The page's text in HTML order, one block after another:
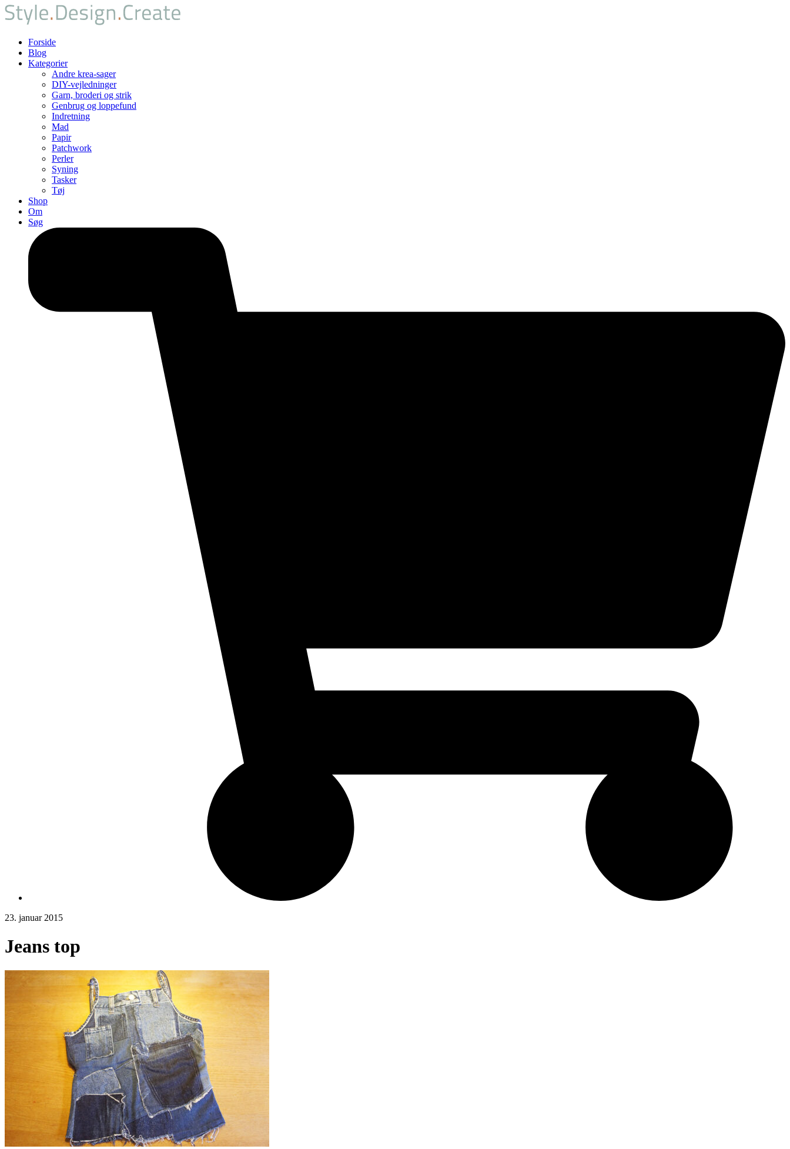
Forside
Blog
Kategorier
Andre krea-sager
DIY-vejledninger
Garn, broderi og strik
Genbrug og loppefund
Indretning
Mad
Papir
Patchwork
Perler
Syning
Tasker
Tøj
Shop
Om
Søg
23. januar 2015
Jeans top